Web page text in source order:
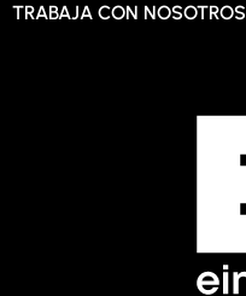
TRABAJA CON NOSOTROS